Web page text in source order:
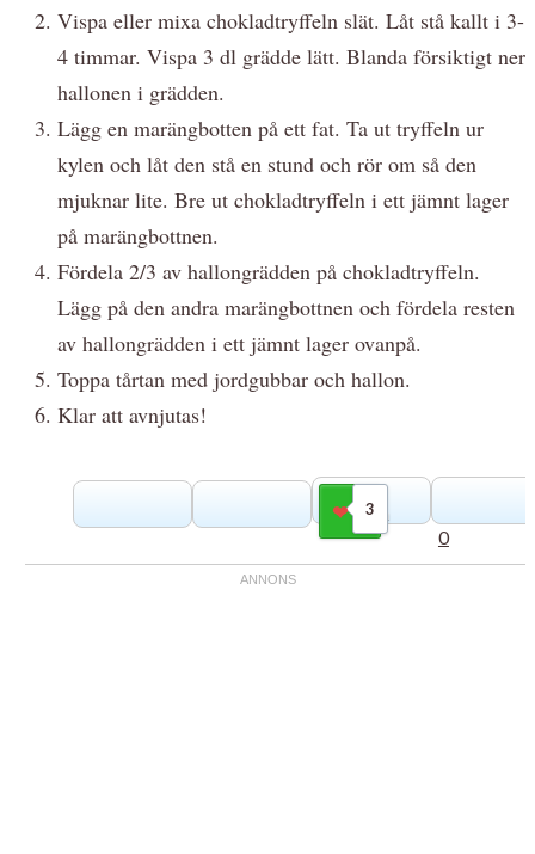
Vispa eller mixa chokladtryffeln slät. Låt stå kallt i 3-
4 timmar. Vispa 3 dl grädde lätt. Blanda försiktigt ner
hallonen i grädden.
Lägg en marängbotten på ett fat. Ta ut tryffeln ur
kylen och låt den stå en stund och rör om så den
mjuknar lite. Bre ut chokladtryffeln i ett jämnt lager
på marängbottnen.
Fördela 2/3 av hallongrädden på chokladtryffeln.
Lägg på den andra marängbottnen och fördela resten
av hallongrädden i ett jämnt lager ovanpå.
Toppa tårtan med jordgubbar och hallon.
Klar att avnjutas!
3
Gilla
0